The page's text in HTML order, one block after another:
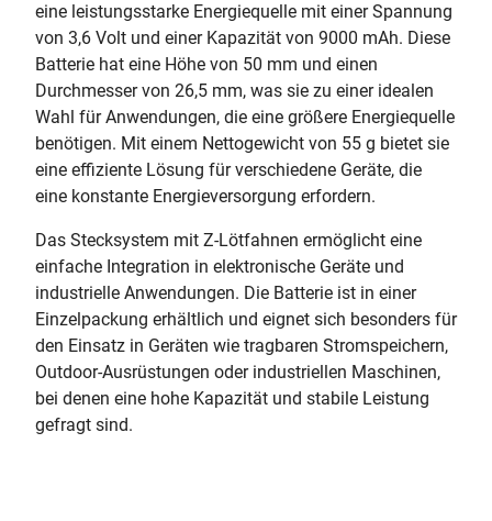
eine leistungsstarke Energiequelle mit einer Spannung
von 3,6 Volt und einer Kapazität von 9000 mAh. Diese
Batterie hat eine Höhe von 50 mm und einen
Durchmesser von 26,5 mm, was sie zu einer idealen
Wahl für Anwendungen, die eine größere Energiequelle
benötigen. Mit einem Nettogewicht von 55 g bietet sie
eine effiziente Lösung für verschiedene Geräte, die
eine konstante Energieversorgung erfordern.
Das Stecksystem mit Z-Lötfahnen ermöglicht eine
einfache Integration in elektronische Geräte und
industrielle Anwendungen. Die Batterie ist in einer
Einzelpackung erhältlich und eignet sich besonders für
den Einsatz in Geräten wie tragbaren Stromspeichern,
Outdoor-Ausrüstungen oder industriellen Maschinen,
bei denen eine hohe Kapazität und stabile Leistung
gefragt sind.